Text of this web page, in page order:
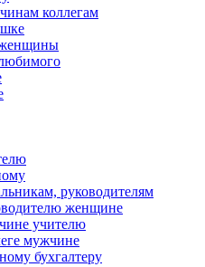
коллегам
руководителям
женщине
учителю
мужчине
бухгалтеру